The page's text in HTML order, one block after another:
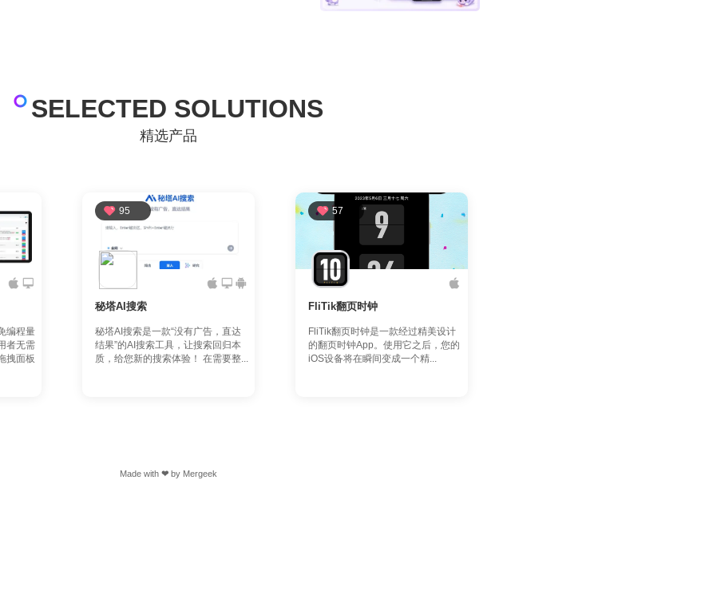
SELECTED SOLUTIONS
精选产品
编程量
者无需
拽面板
95
秘塔AI搜索
秘塔AI搜索是一款“没有广告，直达
结果”的AI搜索工具，让搜索回归本
质，给您新的搜索体验！ 在需要整...
57
FliTik翻页时钟
FliTik翻页时钟是一款经过精美设计
的翻页时钟App。使用它之后，您的
iOS设备将在瞬间变成一个精...
Made with ❤ by Mergeek